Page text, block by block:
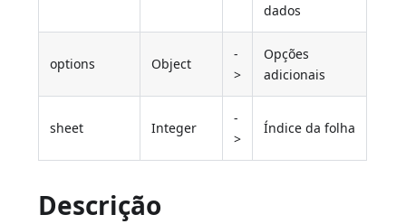
dados
options Object
-
>
Opções
adicionais
sheet Integer
-
>
Índice da folha
Descrição